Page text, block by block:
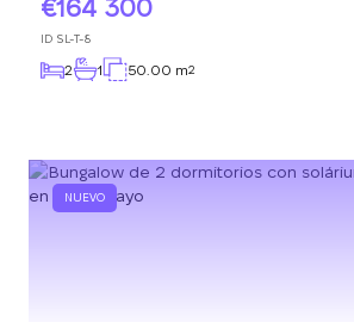
164 300
ID SL-T-8
2 1 50.00 m2
NUEVO